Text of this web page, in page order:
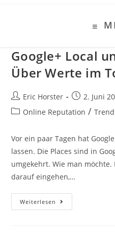
Google+ Local
Über Werte im
Beitrags-
Autor:
Eric Horster
Beitrag
veröffentlicht:
2. Juni
Beitrags-
Online Reputation /
Vor ein paar Tagen hat
lassen. Die Places sind in
umgekehrt. Wie man
darauf eingehen,…
Weiterlesen Google+
Local